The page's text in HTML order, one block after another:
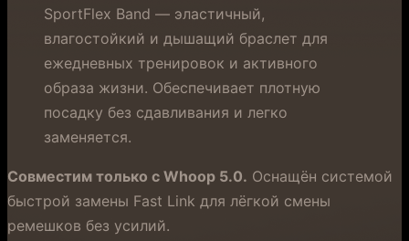
SportFlex Band — эластичный,
влагостойкий и дышащий браслет для
ежедневных тренировок и активного
образа жизни. Обеспечивает плотную
посадку без сдавливания и легко
заменяется.
Совместим только с Whoop 5.0. Оснащён системой
быстрой замены Fast Link для лёгкой смены
ремешков без усилий.